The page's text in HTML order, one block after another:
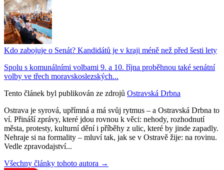
Kdo zabojuje o Senát? Kandidátů je v kraji méně než před šesti lety
Spolu s komunálními volbami 9. a 10. října proběhnou také senátní
volby ve třech moravskoslezských...
Tento článek byl publikován ze zdrojů Ostravská Drbna
Ostrava je syrová, upřímná a má svůj rytmus – a Ostravská Drbna to
ví. Přináší zprávy, které jdou rovnou k věci: nehody, rozhodnutí
města, protesty, kulturní dění i příběhy z ulic, které by jinde zapadly.
Nehraje si na formality – mluví tak, jak se v Ostravě žije: na rovinu.
Vedle zpravodajství...
Všechny články tohoto autora →